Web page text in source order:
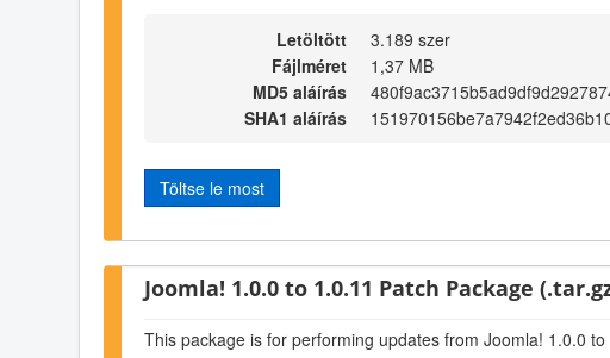
Letöltött
3.189 szer
Fájlméret
1,37 MB
MD5 aláírás
SHA1 aláírás
Töltse le most
Joomla! 1.0.0 to 1.0.11 Patch Package
This package is for performing updates from Joomla! 1.0.0 to